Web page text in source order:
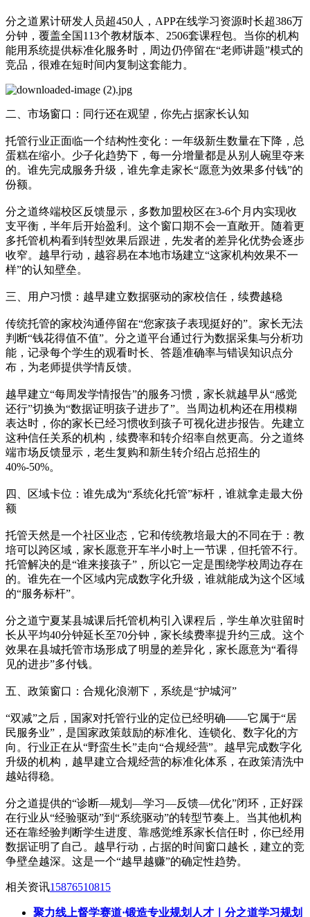
分之道累计研发人员超450人，APP在线学习资源时长超386万
分钟，覆盖全国113个教材版本、2506套课程包。当你的机构
能用系统提供标准化服务时，周边仍停留在“老师讲题”模式的
竞品，很难在短时间内复制这套能力。
二、市场窗口：同行还在观望，你先占据家长认知
托管行业正面临一个结构性变化：一年级新生数量在下降，总
蛋糕在缩小。少子化趋势下，每一分增量都是从别人碗里夺来
的。谁先完成服务升级，谁先拿走家长“愿意为效果多付钱”的
份额。
分之道终端校区反馈显示，多数加盟校区在3-6个月内实现收
支平衡，半年后开始盈利。这个窗口期不会一直敞开。随着更
多托管机构看到转型效果后跟进，先发者的差异化优势会逐步
收窄。越早行动，越容易在本地市场建立“这家机构效果不一
样”的认知壁垒。
三、用户习惯：越早建立数据驱动的家校信任，续费越稳
传统托管的家校沟通停留在“您家孩子表现挺好的”。家长无法
判断“钱花得值不值”。分之道平台通过行为数据采集与分析功
能，记录每个学生的观看时长、答题准确率与错误知识点分
布，为老师提供学情反馈。
越早建立“每周发学情报告”的服务习惯，家长就越早从“感觉
还行”切换为“数据证明孩子进步了”。当周边机构还在用模糊
表达时，你的家长已经习惯收到孩子可视化进步报告。先建立
这种信任关系的机构，续费率和转介绍率自然更高。分之道终
端市场反馈显示，老生复购和新生转介绍占总招生的
40%-50%。
四、区域卡位：谁先成为“系统化托管”标杆，谁就拿走最大份
额
托管天然是一个社区业态，它和传统教培最大的不同在于：教
培可以跨区域，家长愿意开车半小时上一节课，但托管不行。
托管解决的是“谁来接孩子”，所以它一定是围绕学校周边存在
的。谁先在一个区域内完成数字化升级，谁就能成为这个区域
的“服务标杆”。
分之道宁夏某县城课后托管机构引入课程后，学生单次驻留时
长从平均40分钟延长至70分钟，家长续费率提升约三成。这个
效果在县城托管市场形成了明显的差异化，家长愿意为“看得
见的进步”多付钱。
五、政策窗口：合规化浪潮下，系统是“护城河”
“双减”之后，国家对托管行业的定位已经明确——它属于“居
民服务业”，是国家政策鼓励的标准化、连锁化、数字化的方
向。行业正在从“野蛮生长”走向“合规经营”。越早完成数字化
升级的机构，越早建立合规经营的标准化体系，在政策清洗中
越站得稳。
分之道提供的“诊断—规划—学习—反馈—优化”闭环，正好踩
在行业从“经验驱动”到“系统驱动”的转型节奏上。当其他机构
还在靠经验判断学生进度、靠感觉维系家长信任时，你已经用
数据证明了自己。越早行动，占据的时间窗口越长，建立的竞
争壁垒越深。这是一个“越早越赚”的确定性趋势。
相关资讯15876510815
聚力线上督学赛道·锻造专业规划人才｜分之道学习规划